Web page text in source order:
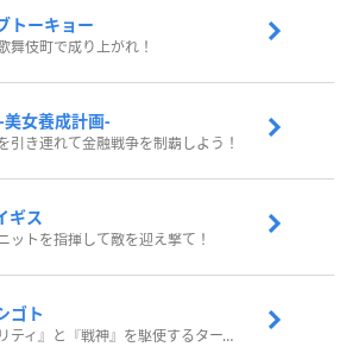
トーキョー
舞伎町で成り上がれ！
女養成計画-
引き連れて金融戦争を制覇しよう！
ギス
ットを指揮して敵を迎え撃て！
ゴト
武器の『アビリティ』と『戦神』を駆使するターン制コマンドバトルRPG！